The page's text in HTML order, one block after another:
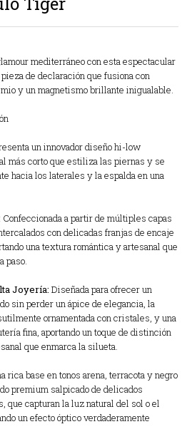
mediterráneo con esta espectacular
de declaración que fusiona con
y un magnetismo brillante inigualable.
un innovador diseño hi-low
más corto que estiliza las piernas y se
hacia los laterales y la espalda en una
Confeccionada a partir de múltiples capas
con delicadas franjas de encaje
una textura romántica y artesanal que
paso.
Joyería: Diseñada para ofrecer un
sin perder un ápice de elegancia, la
ornamentada con cristales, y una
fina, aportando un toque de distinción
que enmarca la silueta.
rica base en tonos arena, terracota y negro
premium salpicado de delicados
capturan la luz natural del sol o el
un efecto óptico verdaderamente